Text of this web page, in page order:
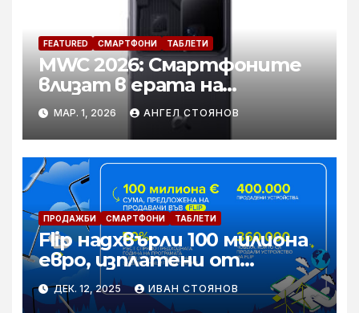
FEATURED СМАРТФОНИ ТАБЛЕТИ
MWC 2026: Смартфоните
влизат в ерата на
вграденото IQ
МАР. 1, 2026 АНГЕЛ СТОЯНОВ
ПРОДАЖБИ СМАРТФОНИ ТАБЛЕТИ
Flip надхвърли 100 милиона
евро, изплатени от
платформата на
продавачи на устройства
ДЕК. 12, 2025 ИВАН СТОЯНОВ